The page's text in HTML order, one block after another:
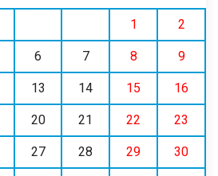
1 2
6 7 8 9
13 14 15 16
20 21 22 23
27 28 29 30